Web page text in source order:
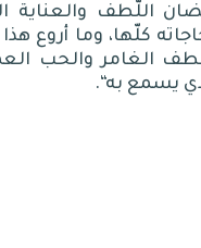
اللّطف والعناية
كلّها، وما أروع
الغامر والحب
يسمع به“.